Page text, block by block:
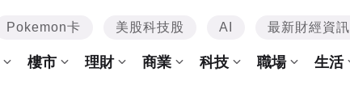
Pokemon卡 美股科技股 AI 最新財經資訊
樓市 理財 商業 科技 職場 生活